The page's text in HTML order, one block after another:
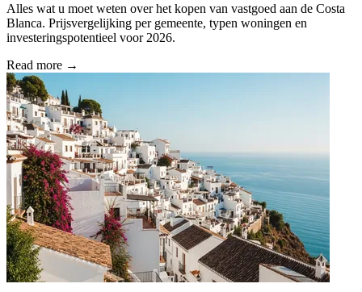
Alles wat u moet weten over het kopen van vastgoed aan de Costa
Blanca. Prijsvergelijking per gemeente, typen woningen en
investeringspotentieel voor 2026.
Read more →